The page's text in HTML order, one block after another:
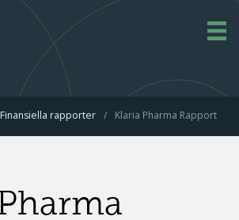
Finansiella rapporter / Klaria Pharma Rapport